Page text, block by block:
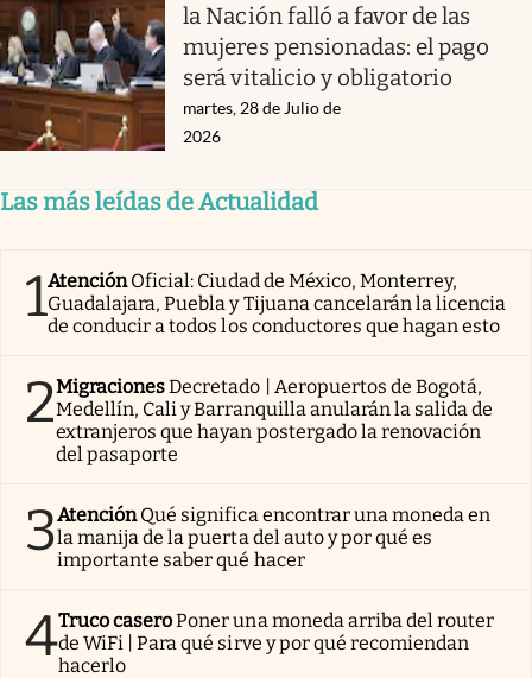
la Nación falló a favor de las
mujeres pensionadas: el pago
será vitalicio y obligatorio
martes, 28 de Julio de
2026
Las más leídas de Actualidad
1AtenciónOficial: Ciudad de México, Monterrey,
Guadalajara, Puebla y Tijuana cancelarán la licencia
de conducir a todos los conductores que hagan esto
2MigracionesDecretado | Aeropuertos de Bogotá,
Medellín, Cali y Barranquilla anularán la salida de
extranjeros que hayan postergado la renovación
del pasaporte
3AtenciónQué significa encontrar una moneda en
la manija de la puerta del auto y por qué es
importante saber qué hacer
4Truco caseroPoner una moneda arriba del router
de WiFi | Para qué sirve y por qué recomiendan
hacerlo